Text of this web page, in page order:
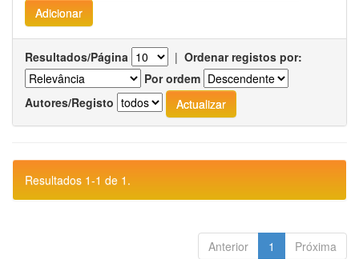
Resultados/Página | Ordenar registos por:
Por ordem
Autores/Registo
Resultados 1-1 de 1.
Anterior 1 Próxima